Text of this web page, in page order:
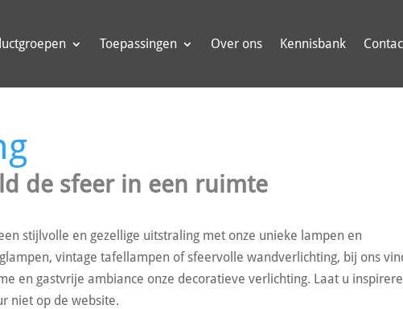
Toepassingen Over ons Kennisbank
de sfeer in een ruimte
stijlvolle en gezellige uitstraling met onze unieke lampen en
vintage tafellampen of sfeervolle wandverlichting, bij ons
en gastvrije ambiance onze decoratieve verlichting. Laat u
niet op de website.